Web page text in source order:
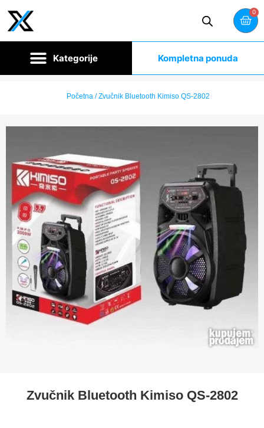
0
Kompletna ponuda
Početna/ Zvučnik Bluetooth Kimiso QS-2802
Zvučnik Bluetooth Kimiso QS-2802